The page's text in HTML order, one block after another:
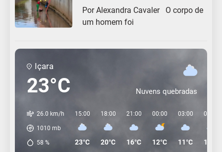
Por Alexandra Cavaler O corpo de
um homem foi
Içara
23°C Nuvens quebradas
26.0 km/h
1010 mb
58 %
15:00
23°C
18:00
20°C
21:00
16°C
00:00
12°C
03:00
11°C
06:00
12°C